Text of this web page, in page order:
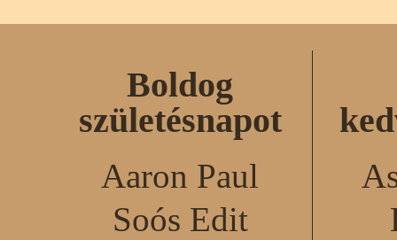
Boldog
születésnapot
Aaron Paul
Soós Edit